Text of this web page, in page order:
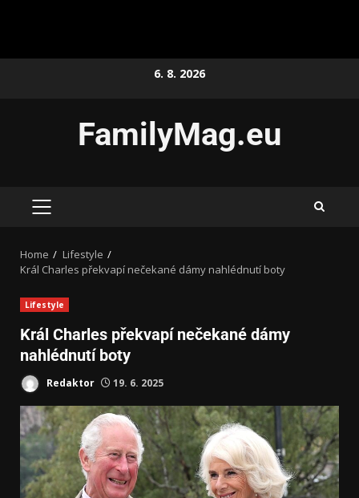
6. 8. 2026
FamilyMag.eu
Home
Lifestyle
Král Charles překvapí nečekané dámy nahlédnutí boty
Lifestyle
Král Charles překvapí nečekané dámy
nahlédnutí boty
Redaktor 19. 6. 2025